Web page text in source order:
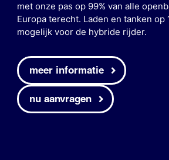
met onze pas op 99% van alle
Europa terecht. Laden en tanken op
mogelijk voor de hybride rijder.
meer informatie
nu aanvragen